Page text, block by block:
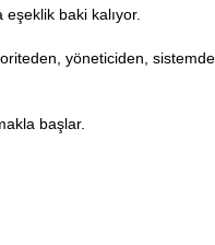
baki kalıyor.
yöneticiden,
başlar.